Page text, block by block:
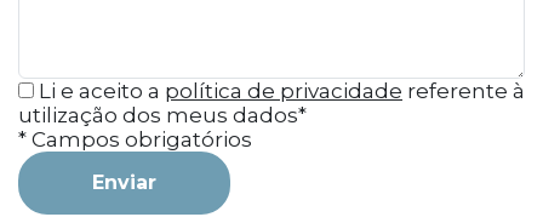
Li e aceito a política de privacidade referente à
utilização dos meus dados*
* Campos obrigatórios
Enviar